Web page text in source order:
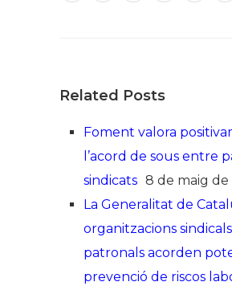
Related Posts
Foment valora
l’acord de sous entre
sindicats 8 de maig de
La Generalitat de
organitzacions
patronals acorden
prevenció de riscos